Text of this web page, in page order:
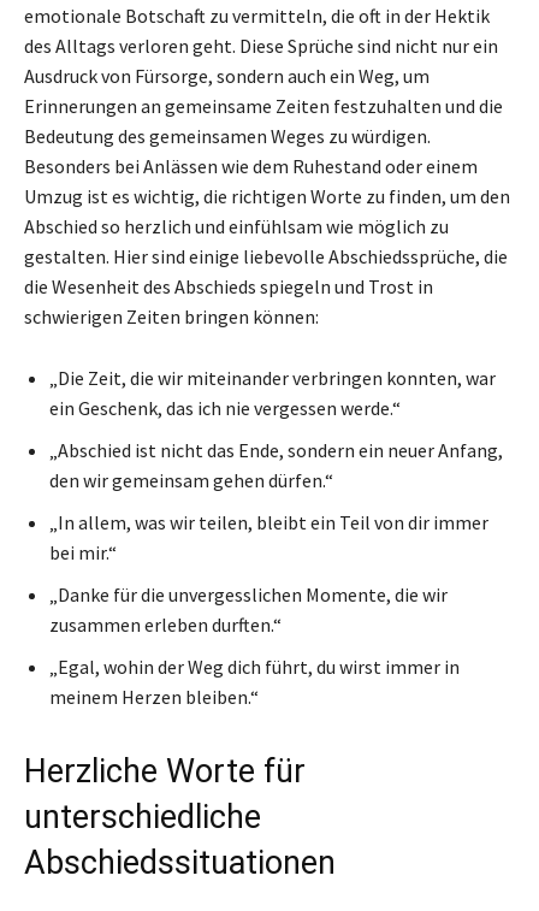
emotionale Botschaft zu vermitteln, die oft in der Hektik
des Alltags verloren geht. Diese Sprüche sind nicht nur ein
Ausdruck von Fürsorge, sondern auch ein Weg, um
Erinnerungen an gemeinsame Zeiten festzuhalten und die
Bedeutung des gemeinsamen Weges zu würdigen.
Besonders bei Anlässen wie dem Ruhestand oder einem
Umzug ist es wichtig, die richtigen Worte zu finden, um den
Abschied so herzlich und einfühlsam wie möglich zu
gestalten. Hier sind einige liebevolle Abschiedssprüche, die
die Wesenheit des Abschieds spiegeln und Trost in
schwierigen Zeiten bringen können:
„Die Zeit, die wir miteinander verbringen konnten, war
ein Geschenk, das ich nie vergessen werde.“
„Abschied ist nicht das Ende, sondern ein neuer Anfang,
den wir gemeinsam gehen dürfen.“
„In allem, was wir teilen, bleibt ein Teil von dir immer
bei mir.“
„Danke für die unvergesslichen Momente, die wir
zusammen erleben durften.“
„Egal, wohin der Weg dich führt, du wirst immer in
meinem Herzen bleiben.“
Herzliche Worte für
unterschiedliche
Abschiedssituationen